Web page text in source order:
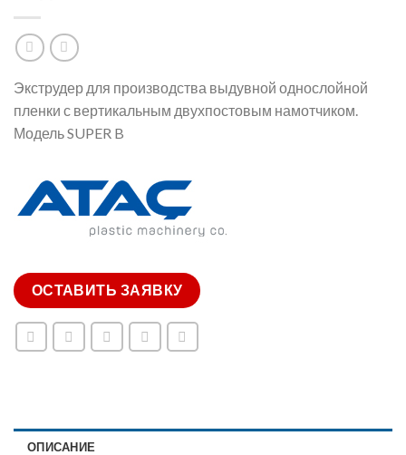
Экструдер для производства выдувной однослойной
пленки с вертикальным двухпостовым намотчиком.
Модель SUPER B
ОСТАВИТЬ ЗАЯВКУ
ОПИСАНИЕ